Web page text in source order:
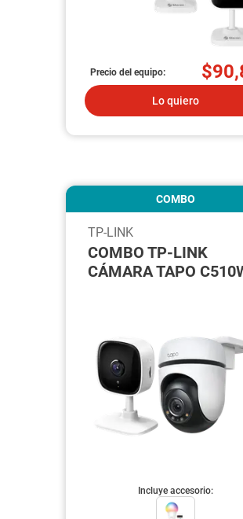
Precio del equipo:
Lo quiero
COMBO
TP-LINK
COMBO TP-LINK
CÁMARA TAPO
Incluye accesorio: